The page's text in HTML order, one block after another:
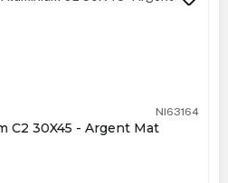
NI63164
C2 30X45 - Argent Mat